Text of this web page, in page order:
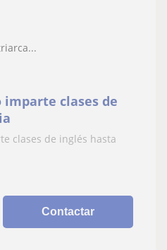
imparte clases de
clases de inglés hasta
Contactar